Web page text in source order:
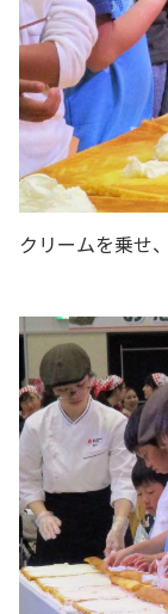
クリームを乗せ